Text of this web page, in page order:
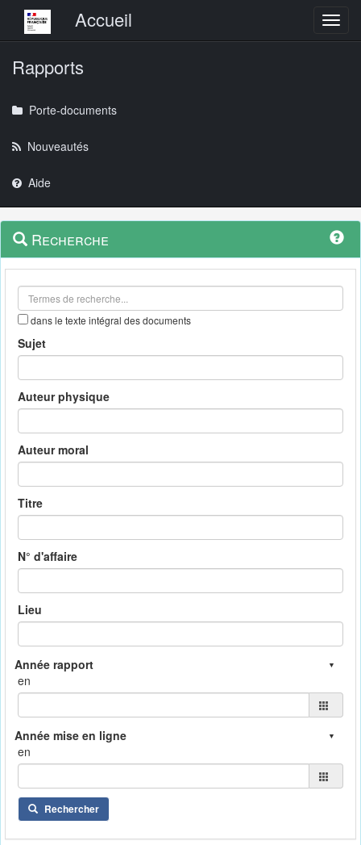
Menu principalAccueil
Rapports
Porte-documents
Nouveautés
Aide
Navigation
outils
Menu
contextuel
Recherche
dans le texte intégral des documents
Sujet
Auteur physique
Auteur moral
Titre
N° d'affaire
Lieu
en
en
Rechercher